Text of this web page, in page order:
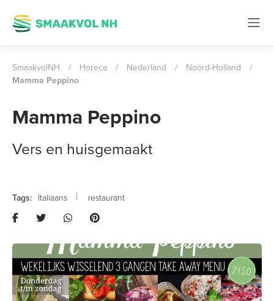
SmaakvolNH / Horeca / Nederland / Noord-Holland
/
Mamma Peppino
Mamma Peppino
Vers en huisgemaakt
Italiaans restaurant